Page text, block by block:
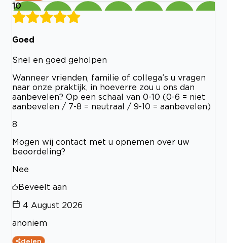
10
Goed
Snel en goed geholpen
Wanneer vrienden, familie of collega’s u vragen
naar onze praktijk, in hoeverre zou u ons dan
aanbevelen? Op een schaal van 0-10 (0-6 = niet
aanbevelen / 7-8 = neutraal / 9-10 = aanbevelen)
8
Mogen wij contact met u opnemen over uw
beoordeling?
Nee
Beveelt aan
4 August 2026
anoniem
delen